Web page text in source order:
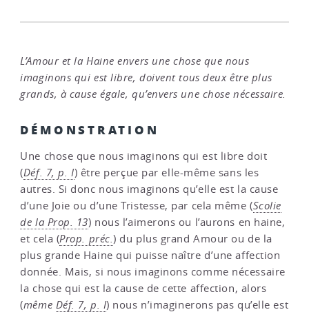
L’Amour et la Haine envers une chose que nous
imaginons qui est libre, doivent tous deux être plus
grands, à cause égale, qu’envers une chose nécessaire.
DÉMONSTRATION
Une chose que nous imaginons qui est libre doit
(Déf. 7, p. I) être perçue par elle-même sans les
autres. Si donc nous imaginons qu’elle est la cause
d’une Joie ou d’une Tristesse, par cela même (Scolie
de la Prop. 13) nous l’aimerons ou l’aurons en haine,
et cela (Prop. préc.) du plus grand Amour ou de la
plus grande Haine qui puisse naître d’une affection
donnée. Mais, si nous imaginons comme nécessaire
la chose qui est la cause de cette affection, alors
(même Déf. 7, p. I) nous n’imaginerons pas qu’elle est